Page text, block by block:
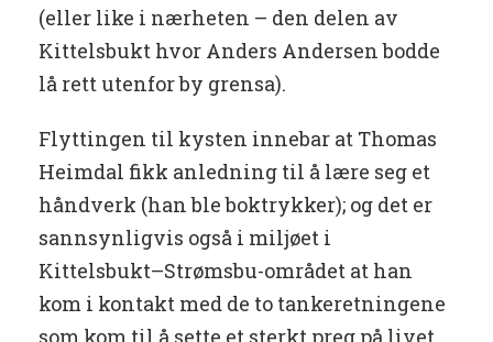
(eller like i nærheten – den delen av
Kittelsbukt hvor Anders Andersen bodde
lå rett utenfor by grensa).
Flyttingen til kysten innebar at Thomas
Heimdal fikk anledning til å lære seg et
håndverk (han ble boktrykker); og det er
sannsynligvis også i miljøet i
Kittelsbukt–Strømsbu-området at han
kom i kontakt med de to tankeretningene